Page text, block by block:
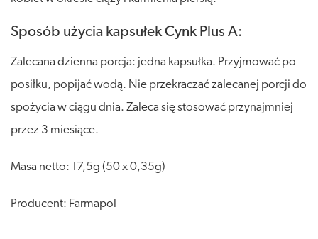
Sposób użycia kapsułek Cynk Plus A:
Zalecana dzienna porcja: jedna kapsułka. Przyjmować po
posiłku, popijać wodą. Nie przekraczać zalecanej porcji do
spożycia w ciągu dnia. Zaleca się stosować przynajmniej
przez 3 miesiące.
Masa netto: 17,5g (50 x 0,35g)
Producent: Farmapol